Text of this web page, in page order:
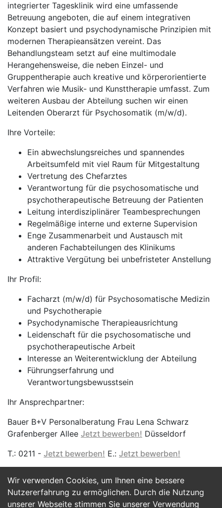
Wir verwenden Cookies, um Ihnen eine bessere
Nutzererfahrung zu ermöglichen. Durch die Nutzung
unserer Webseite stimmen Sie unserer Verwendung
integrierter Tagesklinik wird eine umfassende
Betreuung angeboten, die auf einem integrativen
Konzept basiert und psychodynamische Prinzipien mit
modernen Therapieansätzen vereint. Das
Behandlungsteam setzt auf eine multimodale
Herangehensweise, die neben Einzel- und
Gruppentherapie auch kreative und körperorientierte
Verfahren wie Musik- und Kunsttherapie umfasst. Zum
weiteren Ausbau der Abteilung suchen wir einen
Leitenden Oberarzt für Psychosomatik (m/w/d).
Ihre Vorteile:
Ein abwechslungsreiches und spannendes
Arbeitsumfeld mit viel Raum für Mitgestaltung
Vertretung des Chefarztes
Verantwortung für die psychosomatische und
psychotherapeutische Betreuung der Patienten
Leitung interdisziplinärer Teambesprechungen
Regelmäßige interne und externe Supervision
Enge Zusammenarbeit und Austausch mit
anderen Fachabteilungen des Klinikums
Attraktive Vergütung bei unbefristeter Anstellung
Ihr Profil:
Facharzt (m/w/d) für Psychosomatische Medizin
und Psychotherapie
Psychodynamische Therapieausrichtung
Leidenschaft für die psychosomatische und
psychotherapeutische Arbeit
Interesse an Weiterentwicklung der Abteilung
Führungserfahrung und
Verantwortungsbewusstsein
Ihr Ansprechpartner:
Bauer B+V Personalberatung Frau Lena Schwarz
Grafenberger Allee Jetzt bewerben! Düsseldorf
T.: 0211 - Jetzt bewerben! E.: Jetzt bewerben!
Jetzt Bewerben